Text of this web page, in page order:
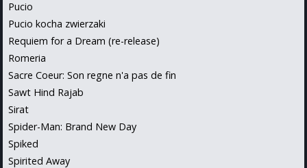
Pucio
Pucio kocha zwierzaki
Requiem for a Dream (re-release)
Romeria
Sacre Coeur: Son regne n'a pas de fin
Sawt Hind Rajab
Sirat
Spider-Man: Brand New Day
Spiked
Spirited Away